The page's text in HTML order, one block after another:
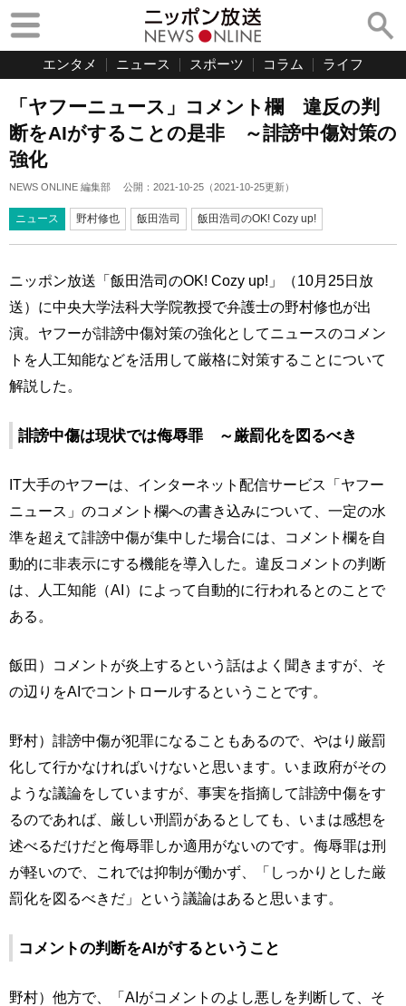
エンタメ ニュース スポーツ コラム ライフ
「ヤフーニュース」コメント欄 違反の判
断をAIがすることの是非 ～誹謗中傷対策の
強化
NEWS ONLINE 編集部 公開： 2021-10-25 （2021-10-25更新）
ニュース 野村修也 飯田浩司 飯田浩司のOK! Cozy up!
ニッポン放送「飯田浩司のOK! Cozy up!」（10月25日放
送）に中央大学法科大学院教授で弁護士の野村修也が出
演。ヤフーが誹謗中傷対策の強化としてニュースのコメン
トを人工知能などを活用して厳格に対策することについて
解説した。
誹謗中傷は現状では侮辱罪 ～厳罰化を図るべき
IT大手のヤフーは、インターネット配信サービス「ヤフー
ニュース」のコメント欄への書き込みについて、一定の水
準を超えて誹謗中傷が集中した場合には、コメント欄を自
動的に非表示にする機能を導入した。違反コメントの判断
は、人工知能（AI）によって自動的に行われるとのことで
ある。
飯田）コメントが炎上するという話はよく聞きますが、そ
の辺りをAIでコントロールするということです。
野村）誹謗中傷が犯罪になることもあるので、やはり厳罰
化して行かなければいけないと思います。いま政府がその
ような議論をしていますが、事実を指摘して誹謗中傷をす
るのであれば、厳しい刑罰があるとしても、いまは感想を
述べるだけだと侮辱罪しか適用がないのです。侮辱罪は刑
が軽いので、これでは抑制が働かず、「しっかりとした厳
罰化を図るべきだ」という議論はあると思います。
コメントの判断をAIがするということ
野村）他方で、「AIがコメントのよし悪しを判断して、そ